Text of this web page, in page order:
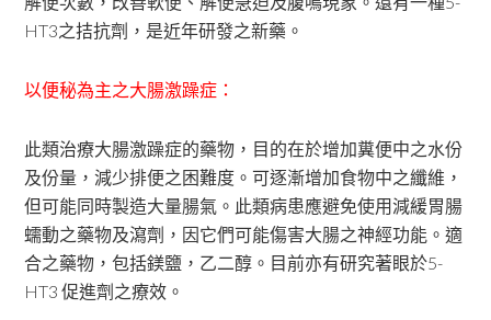
HT3之拮抗劑，是近年研發之新藥。
以便秘為主之大腸激躁症：
此類治療大腸激躁症的藥物，目的在於增加糞便中之水份
及份量，減少排便之困難度。可逐漸增加食物中之纖維，
但可能同時製造大量腸氣。此類病患應避免使用減緩胃腸
蠕動之藥物及瀉劑，因它們可能傷害大腸之神經功能。適
合之藥物，包括鎂鹽，乙二醇。目前亦有研究著眼於5-
HT3 促進劑之療效。